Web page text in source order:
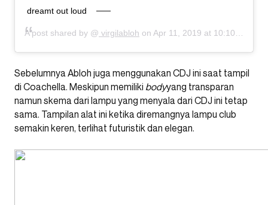
dreamt out loud
A post shared by @ virgilabloh on Apr 11, 2019 at 10:10am PDT
Sebelumnya Abloh juga menggunakan CDJ ini saat tampil
di Coachella. Meskipun memiliki bodyyang transparan
namun skema dari lampu yang menyala dari CDJ ini tetap
sama. Tampilan alat ini ketika diremangnya lampu club
semakin keren, terlihat futuristik dan elegan.